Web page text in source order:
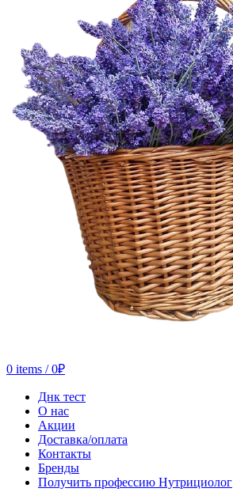
0 items / 0₽
Днк тест
О нас
Акции
Доставка/оплата
Контакты
Бренды
Получить профессию Нутрициолог